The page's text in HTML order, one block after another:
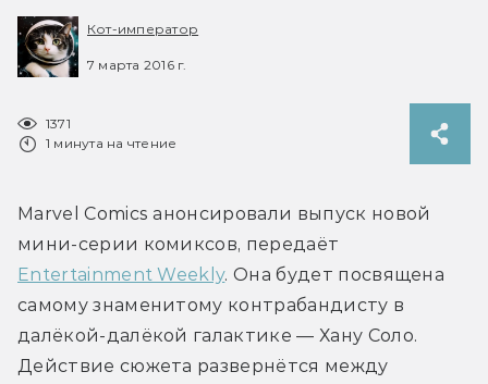
Кот-император
7 марта 2016 г.
1371
1 минута на чтение
Marvel Comics анонсировали выпуск новой
Entertainment Weekly. Она будет посвящена
самому знаменитому контрабандисту в
далёкой-далёкой галактике — Хану Соло.
Действие сюжета развернётся между